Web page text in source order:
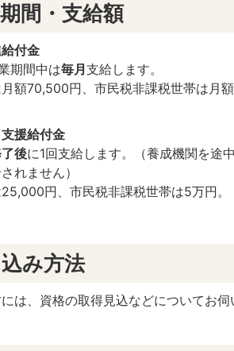
間・支給額
付金
期間中は毎月 支給します。
額70,500円、市民税非課税世帯は月
援給付金
後に1回支給します。（養成機関を途
れません）
円、市民税非課税世帯は5万円。
み方法
は、資格の取得見込などについてお